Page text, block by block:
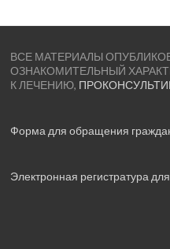
ВСЕ МАТЕРИАЛЫ
ОЗНАКОМИТЕЛЬНЫЙ
К ЛЕЧЕНИЮ,
Форма для обращения
Электронная регистратура